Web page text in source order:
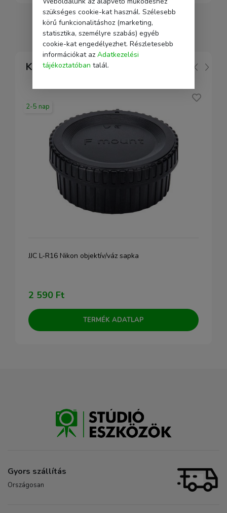
Kapcsolódó
2-5 nap
JJC L-R16 Nikon objektív/váz sapka
2 590 Ft
TERMÉK ADATLAP
Gyors szállítás
Országosan
szükséges cookie-kat használ. Szélesebb
körű funkcionalitáshoz (marketing,
statisztika, személyre szabás) egyéb
cookie-kat engedélyezhet. Részletesebb
információkat az Adatkezelési
tájékoztatóban talál.